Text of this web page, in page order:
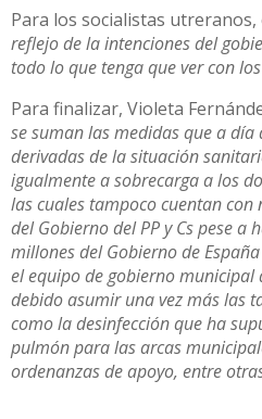
Para los socialistas
reflejo de la intenciones del
todo lo que tenga que ver con
Para finalizar, Violeta
se suman las medidas que a día
derivadas de la situación
igualmente a sobrecarga a los
las cuales tampoco cuentan
del Gobierno del PP y Cs pese a
millones del Gobierno de
el equipo de gobierno municipal
debido asumir una vez más las
como la desinfección que ha
pulmón para las arcas
ordenanzas de apoyo, entre